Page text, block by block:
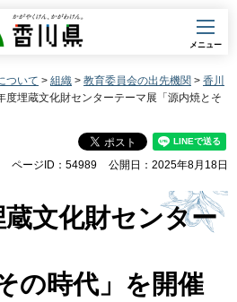
香川県
メニュー
ついて > 組織 > 教育委員会の出先機関 > 香川
度埋蔵文化財センターテーマ展「源内焼とそ
ページID：54989 公開日：2025年8月18日
文化財センター
の時代」を開催